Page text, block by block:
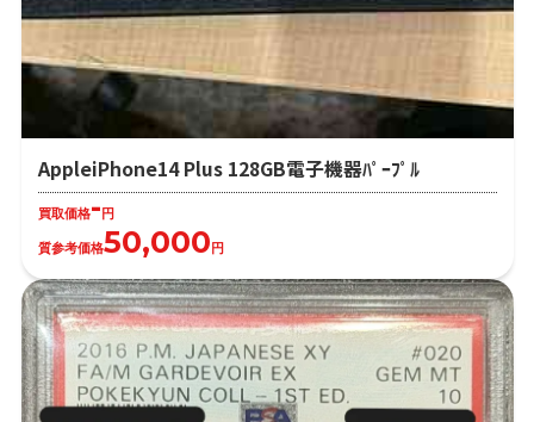
AppleiPhone14 Plus 128GB電子機器ﾊﾟｰﾌﾟﾙ
買取価格-円
質参考価格50,000円